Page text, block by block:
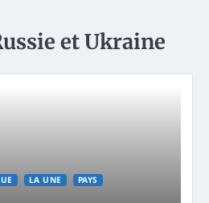
et Ukraine
LA UNE
PAYS